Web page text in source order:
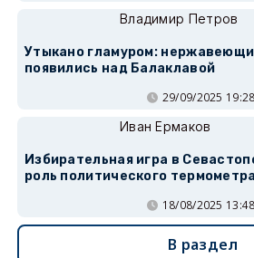
Владимир Петров
Утыкано гламуром:
появились над Балаклавой
29/09/2025 19:28
Иван Ермаков
Избирательная игра в
роль политического термометра
18/08/2025 13:48
В раздел